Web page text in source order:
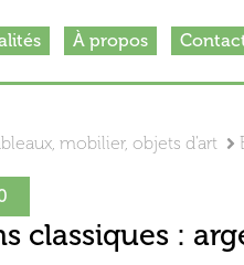
À propos
mobilier, objets d'art
classiques :